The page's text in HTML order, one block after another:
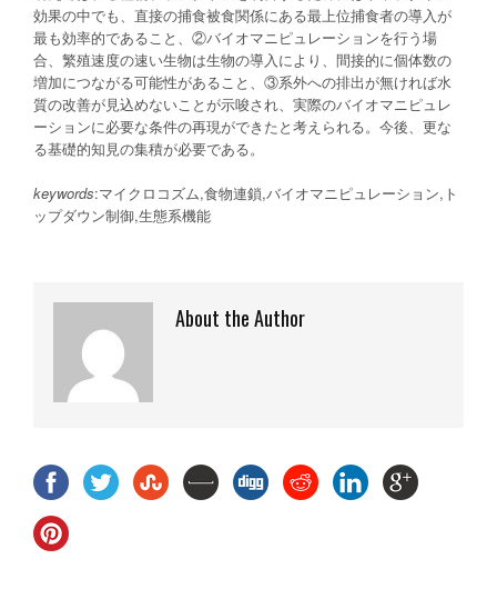
効果の中でも、直接の捕食被食関係にある最上位捕食者の導入が
最も効率的であること、②バイオマニピュレーションを行う場
合、繁殖速度の速い生物は生物の導入により、間接的に個体数の
増加につながる可能性があること、③系外への排出が無ければ水
質の改善が見込めないことが示唆され、実際のバイオマニピュレ
ーションに必要な条件の再現ができたと考えられる。今後、更な
る基礎的知見の集積が必要である。
keywords:マイクロコズム,食物連鎖,バイオマニピュレーション,ト
ップダウン制御,生態系機能
About the Author